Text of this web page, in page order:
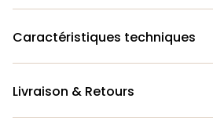
Caractéristiques techniques
Livraison & Retours